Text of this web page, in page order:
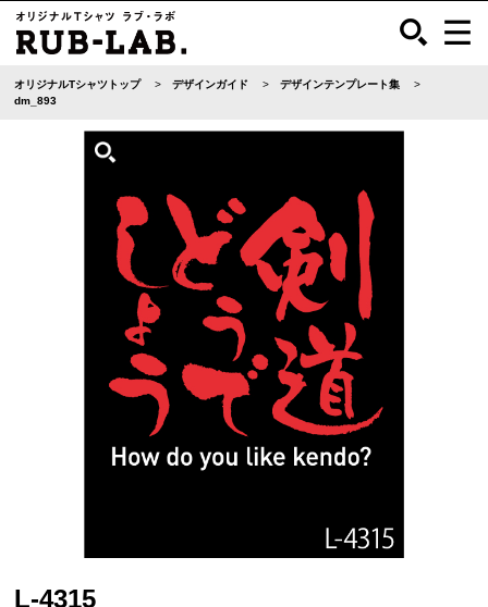
オリジナルTシャツトップ デザインガイド
デザインテンプレート集
dm_893
L-4315